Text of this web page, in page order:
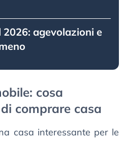
2026: agevolazioni e
cosa
comprare casa
casa interessante per le